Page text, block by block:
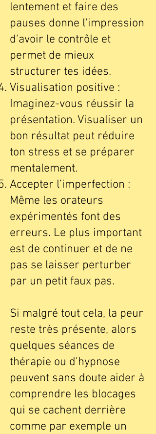
lentement et faire des
pauses donne l'impression
d'avoir le contrôle et
permet de mieux
structurer tes idées.
Visualisation positive :
Imaginez-vous réussir la
présentation. Visualiser un
bon résultat peut réduire
ton stress et se préparer
mentalement.
Accepter l’imperfection :
Même les orateurs
expérimentés font des
erreurs. Le plus important
est de continuer et de ne
pas se laisser perturber
par un petit faux pas.
Si malgré tout cela, la peur
reste très présente, alors
quelques séances de
thérapie ou d'hypnose
peuvent sans doute aider à
comprendre les blocages
qui se cachent derrière
comme par exemple un